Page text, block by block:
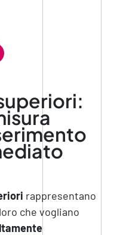
rappresentano
che vogliano